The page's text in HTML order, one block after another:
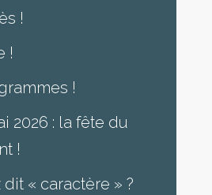
!
!
!
2026 : la fête du
!
« caractère » ?